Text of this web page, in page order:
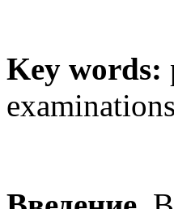
Key words: